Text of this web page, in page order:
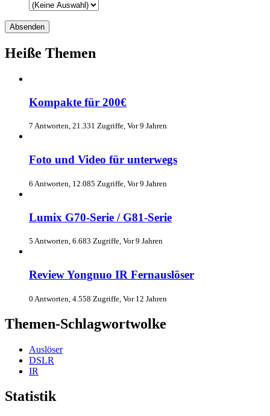
Heiße Themen
Kompakte für 200€
7 Antworten, 21.331 Zugriffe, Vor 9 Jahren
Foto und Video für unterwegs
6 Antworten, 12.085 Zugriffe, Vor 9 Jahren
Lumix G70-Serie / G81-Serie
5 Antworten, 6.683 Zugriffe, Vor 9 Jahren
Review Yongnuo IR Fernauslöser
0 Antworten, 4.558 Zugriffe, Vor 12 Jahren
Themen-Schlagwortwolke
Auslöser
DSLR
IR
Statistik